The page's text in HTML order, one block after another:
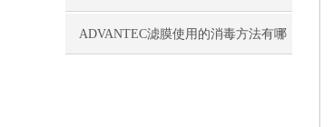
些方面
ADVANTEC滤膜使用的消毒方法有哪